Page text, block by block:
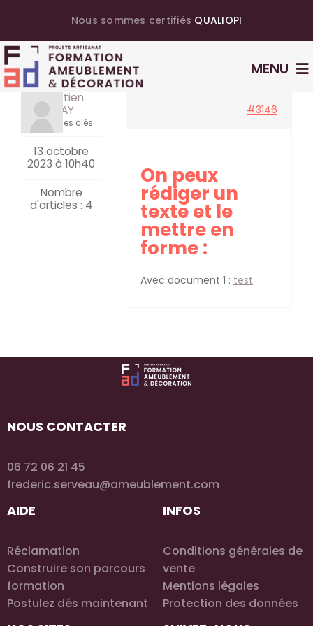
contenu
Nous sommes certifiés QUALIOPI
MENU
NOTRE ORGANISME
VOS FORMATIONS
LES FORMATEURS
LES CENTRES
Sebastien
DEMAY
Maître des clés
13 octobre
2023 à 10h40
Nombre
d'articles : 4
#3146
On peux
rédiger un
texte et le
mettre en
forme :
Avec document 1 : test
NOUS CONTACTER
06 72 06 21 45
frederic.serveau@ameublement.com
AIDE
Réclamation
Construire son parcours
formation
Postulez dés maintenant
INFOS
Conditions générales de
vente
Mentions légales
Protection des données